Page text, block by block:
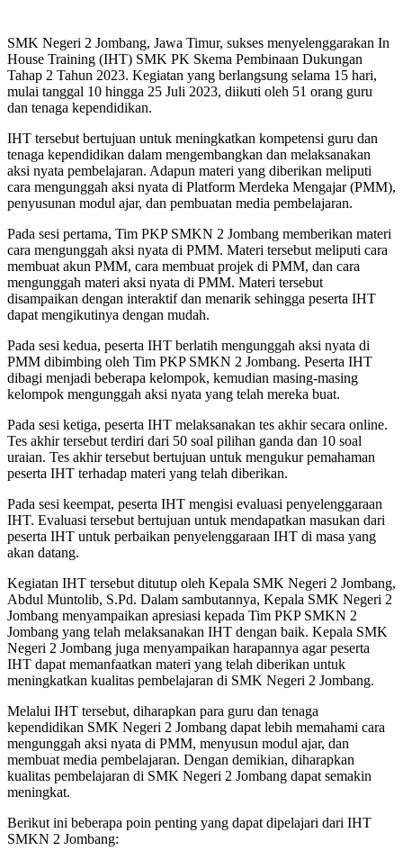
SMK Negeri 2 Jombang, Jawa Timur, sukses menyelenggarakan In
House Training (IHT) SMK PK Skema Pembinaan Dukungan
Tahap 2 Tahun 2023. Kegiatan yang berlangsung selama 15 hari,
mulai tanggal 10 hingga 25 Juli 2023, diikuti oleh 51 orang guru
dan tenaga kependidikan.
IHT tersebut bertujuan untuk meningkatkan kompetensi guru dan
tenaga kependidikan dalam mengembangkan dan melaksanakan
aksi nyata pembelajaran. Adapun materi yang diberikan meliputi
cara mengunggah aksi nyata di Platform Merdeka Mengajar (PMM),
penyusunan modul ajar, dan pembuatan media pembelajaran.
Pada sesi pertama, Tim PKP SMKN 2 Jombang memberikan materi
cara mengunggah aksi nyata di PMM. Materi tersebut meliputi cara
membuat akun PMM, cara membuat projek di PMM, dan cara
mengunggah materi aksi nyata di PMM. Materi tersebut
disampaikan dengan interaktif dan menarik sehingga peserta IHT
dapat mengikutinya dengan mudah.
Pada sesi kedua, peserta IHT berlatih mengunggah aksi nyata di
PMM dibimbing oleh Tim PKP SMKN 2 Jombang. Peserta IHT
dibagi menjadi beberapa kelompok, kemudian masing-masing
kelompok mengunggah aksi nyata yang telah mereka buat.
Pada sesi ketiga, peserta IHT melaksanakan tes akhir secara online.
Tes akhir tersebut terdiri dari 50 soal pilihan ganda dan 10 soal
uraian. Tes akhir tersebut bertujuan untuk mengukur pemahaman
peserta IHT terhadap materi yang telah diberikan.
Pada sesi keempat, peserta IHT mengisi evaluasi penyelenggaraan
IHT. Evaluasi tersebut bertujuan untuk mendapatkan masukan dari
peserta IHT untuk perbaikan penyelenggaraan IHT di masa yang
akan datang.
Kegiatan IHT tersebut ditutup oleh Kepala SMK Negeri 2 Jombang,
Abdul Muntolib, S.Pd. Dalam sambutannya, Kepala SMK Negeri 2
Jombang menyampaikan apresiasi kepada Tim PKP SMKN 2
Jombang yang telah melaksanakan IHT dengan baik. Kepala SMK
Negeri 2 Jombang juga menyampaikan harapannya agar peserta
IHT dapat memanfaatkan materi yang telah diberikan untuk
meningkatkan kualitas pembelajaran di SMK Negeri 2 Jombang.
Melalui IHT tersebut, diharapkan para guru dan tenaga
kependidikan SMK Negeri 2 Jombang dapat lebih memahami cara
mengunggah aksi nyata di PMM, menyusun modul ajar, dan
membuat media pembelajaran. Dengan demikian, diharapkan
kualitas pembelajaran di SMK Negeri 2 Jombang dapat semakin
meningkat.
Berikut ini beberapa poin penting yang dapat dipelajari dari IHT
SMKN 2 Jombang: